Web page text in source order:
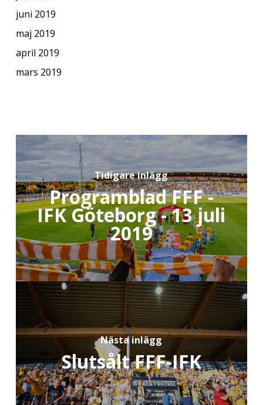
juni 2019
maj 2019
april 2019
mars 2019
Tidigare inlägg
Programblad FFF -
IFK Göteborg - 13 juli
2019
Nästa inlägg
Slutsålt FFF-IFK